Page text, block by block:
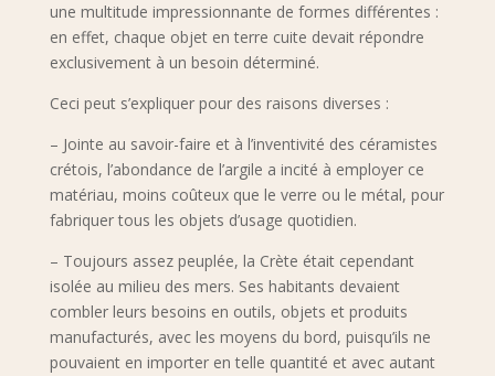
une multitude impressionnante de formes différentes :
en effet, chaque objet en terre cuite devait répondre
exclusivement à un besoin déterminé.
Ceci peut s’expliquer pour des raisons diverses :
– Jointe au savoir-faire et à l’inventivité des céramistes
crétois, l’abondance de l’argile a incité à employer ce
matériau, moins coûteux que le verre ou le métal, pour
fabriquer tous les objets d’usage quotidien.
– Toujours assez peuplée, la Crète était cependant
isolée au milieu des mers. Ses habitants devaient
combler leurs besoins en outils, objets et produits
manufacturés, avec les moyens du bord, puisqu’ils ne
pouvaient en importer en telle quantité et avec autant